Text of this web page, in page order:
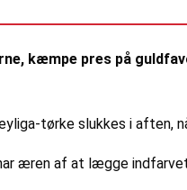
kæmpe pres på
tørke slukkes i
æren af at lægge